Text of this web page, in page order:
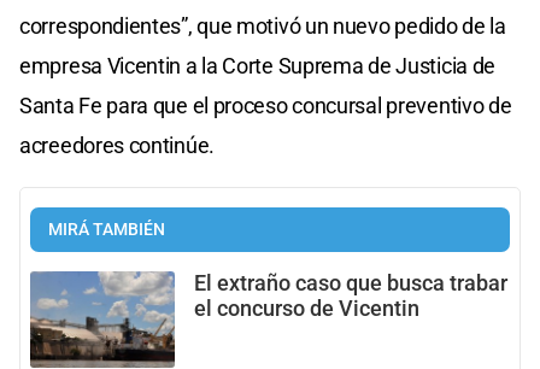
correspondientes”, que motivó un nuevo pedido de la
empresa Vicentin a la Corte Suprema de Justicia de
Santa Fe para que el proceso concursal preventivo de
acreedores continúe.
MIRÁ TAMBIÉN
El extraño caso que busca trabar
el concurso de Vicentin